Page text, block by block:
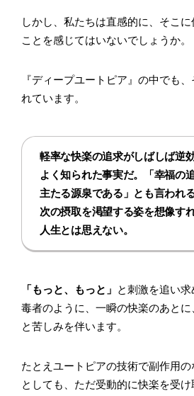
しかし、私たちは直感的に、そこ
ことを感じてはいないでしょうか。
『ディープユートピア』の中でも
れています。
軽率な快楽の追求がしばしば逆
よく知られた事実だ。「幸福の
主たる源泉である」とも言われ
次の摂取を渇望する姿を想像す
人生とは思えない。
「もっと、もっと」 と刺激を追い
毒者のように、一瞬の快楽のあとに
と苦しみを伴います。
たとえユートピアの技術で副作用
としても、ただ受動的に快楽を受